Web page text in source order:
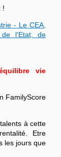
!
- Le CEA,
l'Etat, de
vie
FamilyScore
à cette
Etre
les jours que